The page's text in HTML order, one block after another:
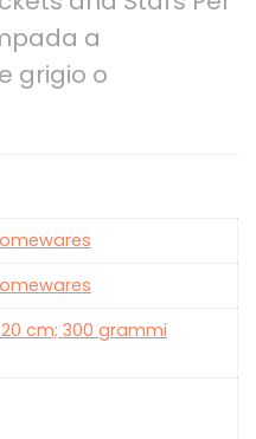
a
grigio o
20 cm; 300 grammi